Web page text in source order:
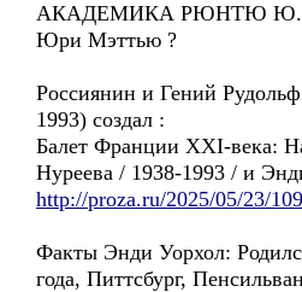
АКАДЕМИКА РЮНТЮ
Юри Мэттью ?
Россиянин и Гений
1993) создал :
Балет Франции XXI-века:
Нуреевa / 1938-1993 / и
http://proza.ru/2025/05/23/
Факты Энди Уорхол:
года, Питтсбург,